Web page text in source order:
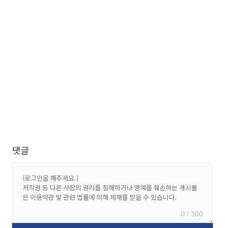
댓글
0 / 300